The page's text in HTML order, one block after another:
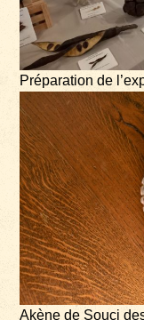
Préparation de
Akène de Souci